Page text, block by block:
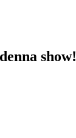
show!